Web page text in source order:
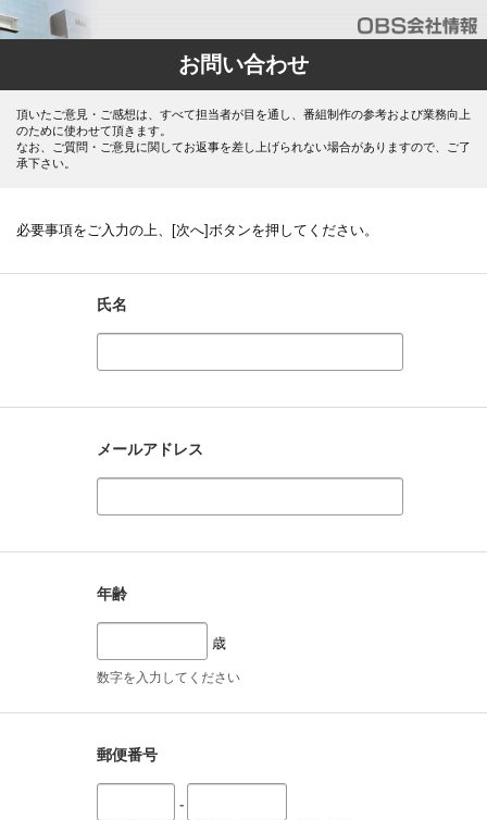
お問い合わせ
頂いたご意見・ご感想は、すべて担当者が目を通し、番組制作の参考および業務向上
のために使わせて頂きます。
なお、ご質問・ご意見に関してお返事を差し上げられない場合がありますので、ご了
承下さい。
必要事項をご入力の上、[次へ]ボタンを押してください。
氏名
メールアドレス
年齢
歳
数字を入力してください
郵便番号
-